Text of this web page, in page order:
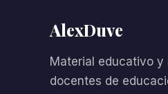
AlexDuve
Material educativo
docentes de